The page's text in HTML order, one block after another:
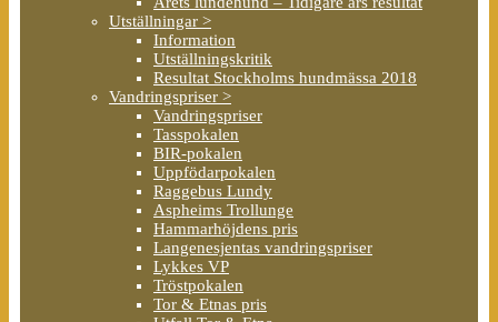
Utställningar >
Information
Utställningskritik
Resultat Stockholms hundmässa 2018
Vandringspriser >
Vandringspriser
Tasspokalen
BIR-pokalen
Uppfödarpokalen
Raggebus Lundy
Aspheims Trollunge
Hammarhöjdens pris
Langenesjentas vandringspriser
Lykkes VP
Tröstpokalen
Tor & Etnas pris